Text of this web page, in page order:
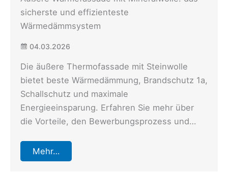
sicherste und effizienteste
Wärmedämmsystem
04.03.2026
Die äußere Thermofassade mit Steinwolle
bietet beste Wärmedämmung, Brandschutz 1a,
Schallschutz und maximale
Energieeinsparung. Erfahren Sie mehr über
die Vorteile, den Bewerbungsprozess und…
Mehr…